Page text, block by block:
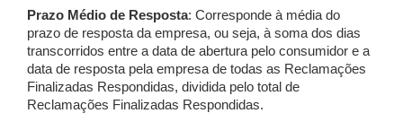
Prazo Médio de Resposta: Corresponde à média do
prazo de resposta da empresa, ou seja, à soma dos dias
transcorridos entre a data de abertura pelo consumidor e a
data de resposta pela empresa de todas as Reclamações
Finalizadas Respondidas, dividida pelo total de
Reclamações Finalizadas Respondidas.